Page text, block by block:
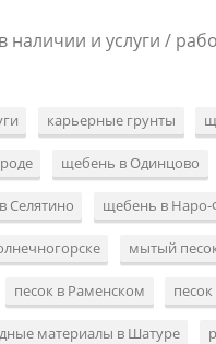
наличии и услуги /
карьерные грунты
щебень в Одинцово
Селятино щебень в
мытый
песок в Раменском
материалы в Шатуре